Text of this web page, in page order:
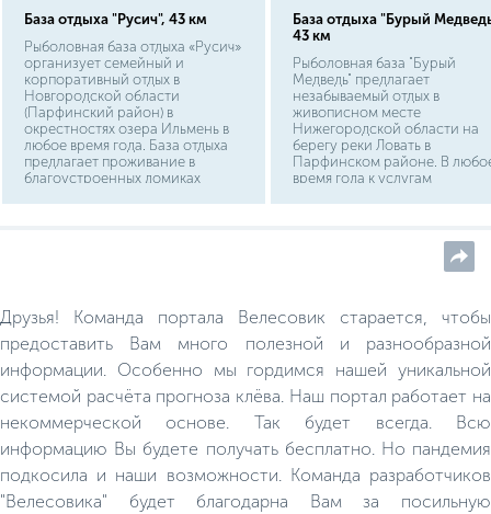
База отдыха "Русич", 43 км
Рыболовная база отдыха «Русич»
организует семейный и
корпоративный отдых в
Новгородской области
(Парфинский район) в
окрестностях озера Ильмень в
любое время года. База отдыха
предлагает проживание в
благоустроенных домиках
База отдыха "Бурый
43 км
Рыболовная база "Бурый
Медведь" предлагает
незабываемый отдых в
живописном месте
Нижегородской области на
берегу реки Ловать в
Парфинском районе. В
время года к услугам
русская баня, охраняемая
парковка и детская площадка.
Друзья! Команда портала Велесовик старается, чтобы
предоставить Вам много полезной и разнообразной
информации. Особенно мы гордимся нашей уникальной
системой расчёта прогноза клёва. Наш портал работает на
некоммерческой основе. Так будет всегда. Всю
информацию Вы будете получать бесплатно. Но пандемия
подкосила и наши возможности. Команда разработчиков
"Велесовика" будет благодарна Вам за посильную